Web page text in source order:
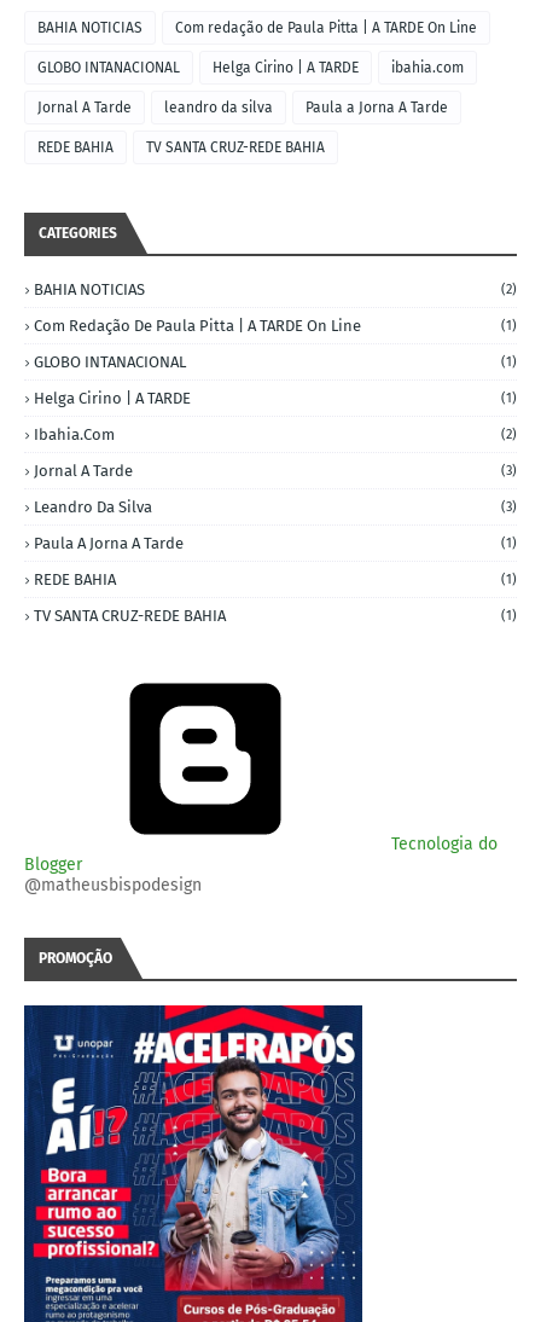
BAHIA NOTICIAS Com redação de Paula Pitta | A TARDE On Line
GLOBO INTANACIONAL Helga Cirino | A TARDE ibahia.com
Jornal A Tarde leandro da silva Paula a Jorna A Tarde
REDE BAHIA TV SANTA CRUZ-REDE BAHIA
CATEGORIES
BAHIA NOTICIAS (2)
Com Redação De Paula Pitta | A TARDE On Line (1)
GLOBO INTANACIONAL (1)
Helga Cirino | A TARDE (1)
Ibahia.com (2)
Jornal A Tarde (3)
Leandro Da Silva (3)
Paula A Jorna A Tarde (1)
REDE BAHIA (1)
TV SANTA CRUZ-REDE BAHIA (1)
Tecnologia do
Blogger
@matheusbispodesign
PROMOÇÃO